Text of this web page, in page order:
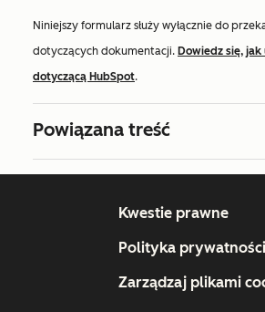
Niniejszy formularz służy wyłącznie do
dotyczących dokumentacji. Dowiedz się, jak
dotyczącą HubSpot.
Powiązana treść
Kwestie prawne
Polityka prywatności
Zarządzaj plikami